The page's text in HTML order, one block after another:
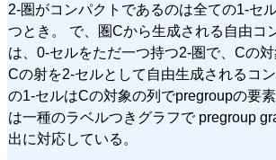
2-圏がコンパクトであるのは全ての1-セ
つとき。 で、圏Cから生成される自由コ
は、0-セルをただ一つ持つ2-圏で、Cの対
Cの射を2-セルとして自由生成されるコ
の1-セルはCの対象の列でpregroupの要
は一種のラベルつきグラフで pregroup
出に対応している。